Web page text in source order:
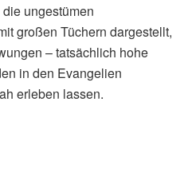
ungestümen
großen Tüchern dargestellt,
– tatsächlich hohe
in den Evangelien
erleben lassen.